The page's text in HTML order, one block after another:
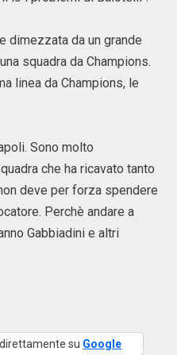
dimezzata da un grande
squadra da Champions.
linea da Champions, le
Sono molto
che ha ricavato tanto
deve per forza spendere
Perchè andare a
Gabbiadini e altri
direttamente su Google